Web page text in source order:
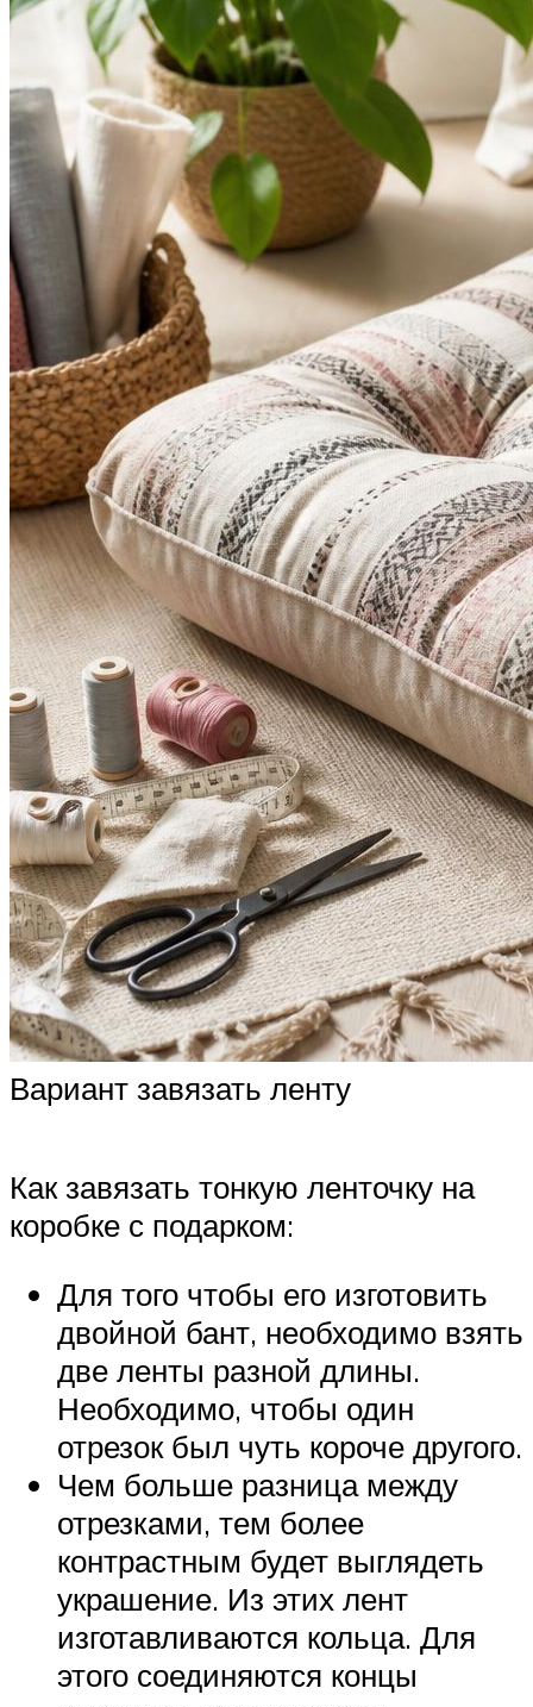
Вариант завязать ленту
Как завязать тонкую ленточку на
коробке с подарком:
Для того чтобы его изготовить
двойной бант, необходимо взять
две ленты разной длины.
Необходимо, чтобы один
отрезок был чуть короче другого.
Чем больше разница между
отрезками, тем более
контрастным будет выглядеть
украшение. Из этих лент
изготавливаются кольца. Для
этого соединяются концы